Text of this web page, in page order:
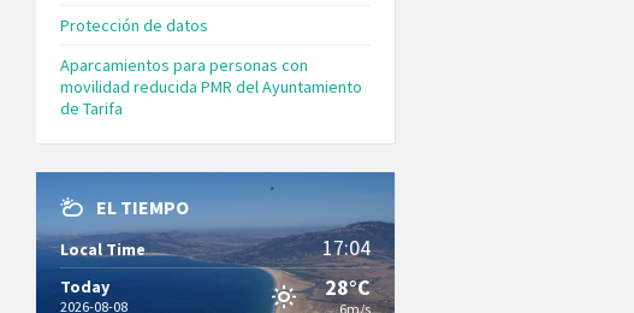
Protección de datos
Aparcamientos para personas con
movilidad reducida PMR del Ayuntamiento
de Tarifa
EL TIEMPO
Local Time 17:04
Today
2026-08-08
28°C
6m/s